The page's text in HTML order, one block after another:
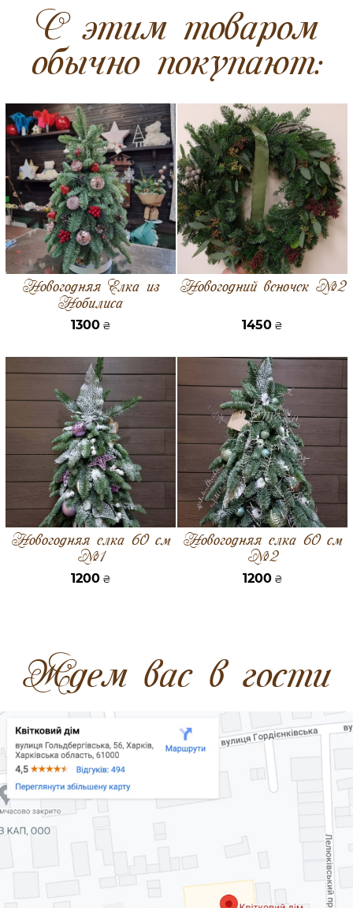
C этим товаром
обычно покупают:
Новогодняя Елка из
Нобилиса
1300₴
Новогодний веночек №2
1450 ₴
Новогодняя елка 60 см
№1
1200₴
Новогодняя елка 60 см
№2
1200₴
Ждем вас в гости